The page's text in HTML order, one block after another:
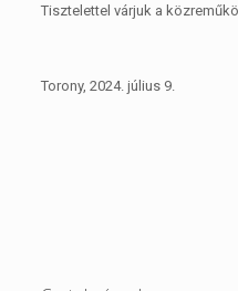
Tisztelettel várjuk a
Torony, 2024. július 9.